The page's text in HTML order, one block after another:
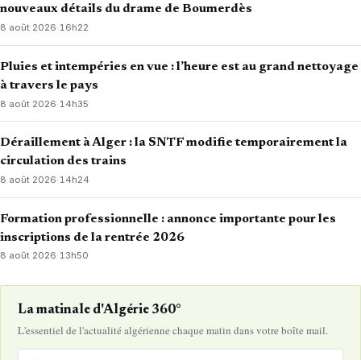
nouveaux détails du drame de Boumerdès
8 août 2026·16h22
Pluies et intempéries en vue : l’heure est au grand nettoyage
à travers le pays
8 août 2026· 14h35
Déraillement à Alger : la SNTF modifie temporairement la
circulation des trains
8 août 2026·14h24
Formation professionnelle : annonce importante pour les
inscriptions de la rentrée 2026
8 août 2026·13h50
La matinale d'Algérie 360°
L'essentiel de l'actualité algérienne chaque matin dans votre boîte mail.